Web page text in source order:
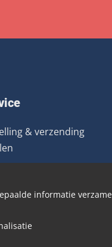
& verzending
informatie